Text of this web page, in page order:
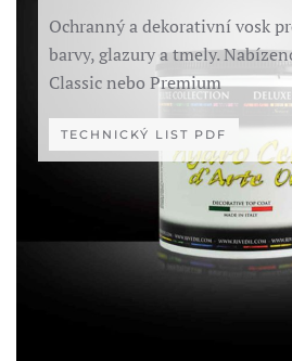
Ochranný a dekorativní vosk
barvy, glazury a tmely.
Classic nebo Premium
TECHNICKÝ LIST PDF